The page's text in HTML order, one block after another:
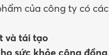
của công ty có các
và tái tạo
sức khỏe cộng đồng